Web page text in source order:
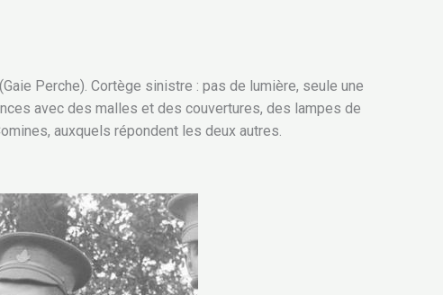
Perche). Cortège sinistre : pas de lumière, seule une
avec des malles et des couvertures, des lampes de
auxquels répondent les deux autres.